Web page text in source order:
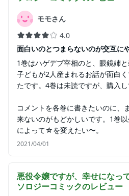
モモさん
4.0
面白いのとつまらないのが交互に
1巻はハゲデブ宰相のと、眼鏡姉
子どもが2人産まれるお話が面白
たです。4巻は未読ですが、購入し
コメントを各巻に書きたいのに、
来ないのがもどかしいです。1巻
によって☆を変えたい〜。
2021/04/01
悪役令嬢ですが、幸せにな
ソロジーコミックのレビュー